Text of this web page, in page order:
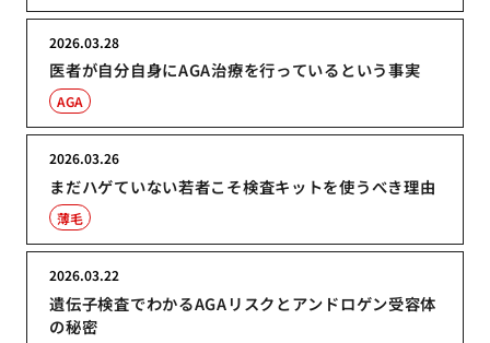
医者が自分自身にAGA治療を行っているという事実
2026.03.28
AGA
まだハゲていない若者こそ検査キットを使うべき理由
2026.03.26
薄毛
遺伝子検査でわかるAGAリスクとアンドロゲン受容体
の秘密
2026.03.22